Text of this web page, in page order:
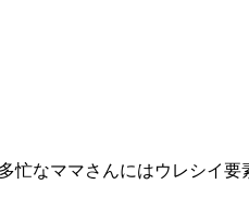
なママさんにはウレシイ